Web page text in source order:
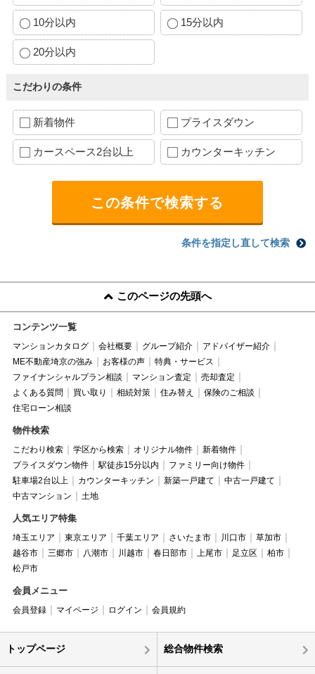
10分以内 15分以内
20分以内
こだわりの条件
新着物件 プライスダウン
カースペース2台以上 カウンターキッチン
条件を指定し直して検索
このページの先頭へ
コンテンツ一覧
マンションカタログ 会社概要 グループ紹介
アドバイザー紹介
ME不動産埼京の強み
お客様の声
特典・サービス
ファイナンシャルプラン相談
マンション査定
売却査定
よくある質問
買い取り 相続対策 住み替え
保険のご相談
住宅ローン相談
物件検索
こだわり検索 学区から検索 オリジナル物件
新着物件
プライスダウン物件
駅徒歩15分以内
ファミリー向け物件
駐車場2台以上
カウンターキッチン 新築一戸建て
中古一戸建て
中古マンション
土地
人気エリア特集
埼玉エリア 東京エリア 千葉エリア さいたま市 川口市
草加市
越谷市
三郷市 八潮市 川越市 春日部市 上尾市 足立区
柏市
松戸市
会員メニュー
会員登録 マイページ ログイン 会員規約
トップページ 総合物件検索